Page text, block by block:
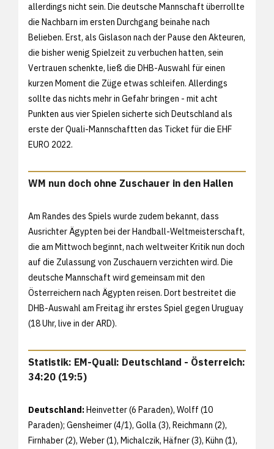
allerdings nicht sein. Die deutsche Mannschaft überrollte
die Nachbarn im ersten Durchgang beinahe nach
Belieben. Erst, als Gislason nach der Pause den Akteuren,
die bisher wenig Spielzeit zu verbuchen hatten, sein
Vertrauen schenkte, ließ die DHB-Auswahl für einen
kurzen Moment die Züge etwas schleifen. Allerdings
sollte das nichts mehr in Gefahr bringen - mit acht
Punkten aus vier Spielen sicherte sich Deutschland als
erste der Quali-Mannschaftten das Ticket für die EHF
EURO 2022.
WM nun doch ohne Zuschauer in den Hallen
Am Randes des Spiels wurde zudem bekannt, dass
Ausrichter Ägypten bei der Handball-Weltmeisterschaft,
die am Mittwoch beginnt, nach weltweiter Kritik nun doch
auf die Zulassung von Zuschauern verzichten wird. Die
deutsche Mannschaft wird gemeinsam mit den
Österreichern nach Ägypten reisen. Dort bestreitet die
DHB-Auswahl am Freitag ihr erstes Spiel gegen Uruguay
(18 Uhr, live in der ARD).
Statistik: EM-Quali: Deutschland - Österreich:
34:20 (19:5)
Deutschland:Heinvetter (6 Paraden), Wolff (10
Paraden); Gensheimer (4/1), Golla (3), Reichmann (2),
Firnhaber (2), Weber (1), Michalczik, Häfner (3), Kühn (1),